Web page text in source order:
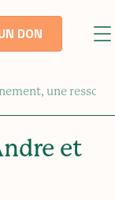
DON
et